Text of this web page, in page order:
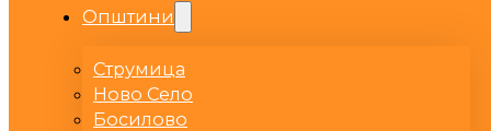
Општини
Струмица
Ново Село
Босилово